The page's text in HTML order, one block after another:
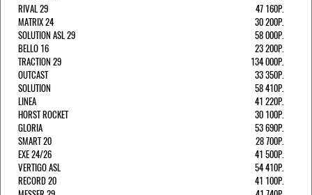
RIVAL 29
47 160Р.
MATRIX 24
30 200Р.
SOLUTION ASL 29
58 000Р.
BELLO 16
23 200Р.
TRACTION 29
134 000Р.
OUTCAST
33 350Р.
SOLUTION
58 410Р.
LINEA
41 220Р.
HORST ROCKET
30 100Р.
GLORIA
53 690Р.
SMART 20
28 700Р.
EXE 24/26
41 500Р.
VERTIGO ASL
54 410Р.
RECORD 20
41 100Р.